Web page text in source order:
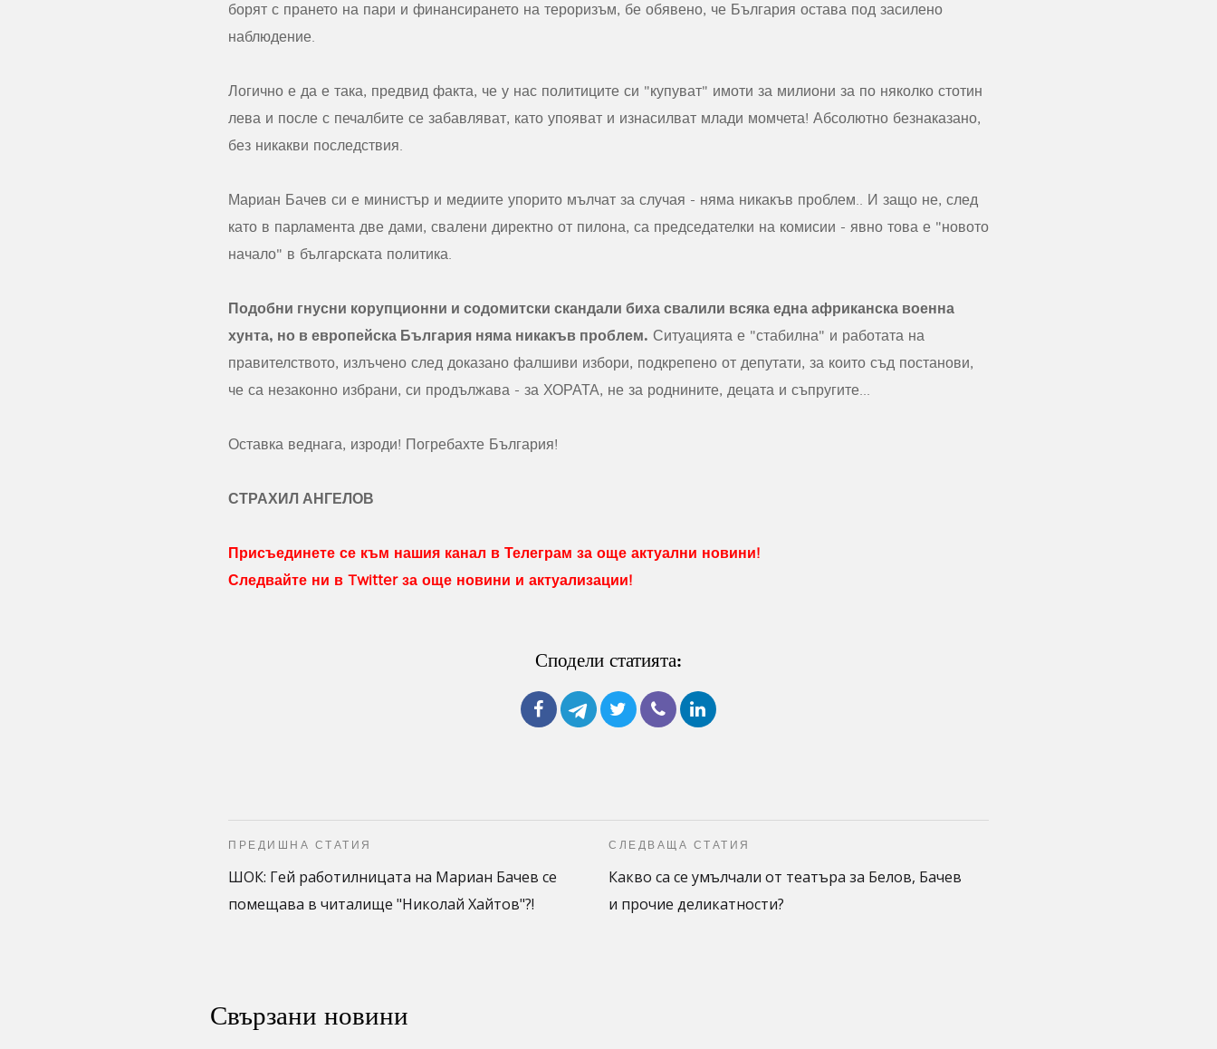
борят с прането на пари и финансирането на тероризъм, бе обявено, че България остава под засилено
наблюдение.
Логично е да е така, предвид факта, че у нас политиците си "купуват" имоти за милиони за по няколко стотин
лева и после с печалбите се забавляват, като упояват и изнасилват млади момчета! Абсолютно безнаказано,
без никакви последствия.
Мариан Бачев си е министър и медиите упорито мълчат за случая - няма никакъв проблем.. И защо не, след
като в парламента две дами, свалени директно от пилона, са председателки на комисии - явно това е "новото
начало" в българската политика.
Подобни гнусни корупционни и содомитски скандали биха свалили всяка една африканска военна
хунта, но в европейска България няма никакъв проблем. Ситуацията е "стабилна" и работата на
правителството, излъчено след доказано фалшиви избори, подкрепено от депутати, за които съд постанови,
че са незаконно избрани, си продължава - за ХОРАТА, не за роднините, децата и съпругите...
Оставка веднага, изроди! Погребахте България!
СТРАХИЛ АНГЕЛОВ
Присъединете се към нашия канал в Телеграм за още актуални новини!
Следвайте ни в Twitter за още новини и актуализации!
Сподели статията:
ПРЕДИШНА СТАТИЯ
ШОК: Гей работилницата на Мариан Бачев се
помещава в читалище "Николай Хайтов"?!
СЛЕДВАЩА СТАТИЯ
Какво са се умълчали от театъра за Белов, Бачев
и прочие деликатности?
Свързани новини